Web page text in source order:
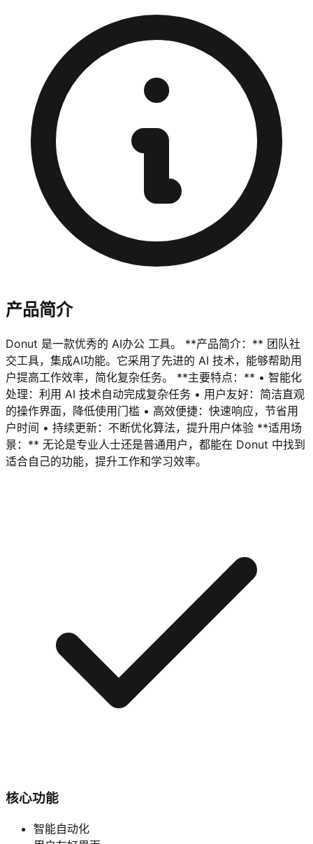
产品简介
Donut 是一款优秀的 AI办公 工具。 **产品简介：** 团队社
交工具，集成AI功能。它采用了先进的 AI 技术，能够帮助用
户提高工作效率，简化复杂任务。 **主要特点：** • 智能化
处理：利用 AI 技术自动完成复杂任务 • 用户友好：简洁直观
的操作界面，降低使用门槛 • 高效便捷：快速响应，节省用
户时间 • 持续更新：不断优化算法，提升用户体验 **适用场
景：** 无论是专业人士还是普通用户，都能在 Donut 中找到
适合自己的功能，提升工作和学习效率。
核心功能
智能自动化